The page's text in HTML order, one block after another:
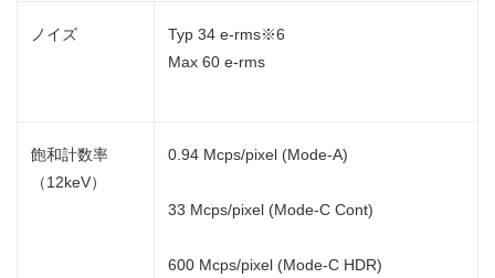
ノイズ
Typ 34 e-rms※6
Max 60 e-rms
飽和計数率
（12keV）
0.94 Mcps/pixel (Mode-A)
33 Mcps/pixel (Mode-C Cont)
600 Mcps/pixel (Mode-C HDR)